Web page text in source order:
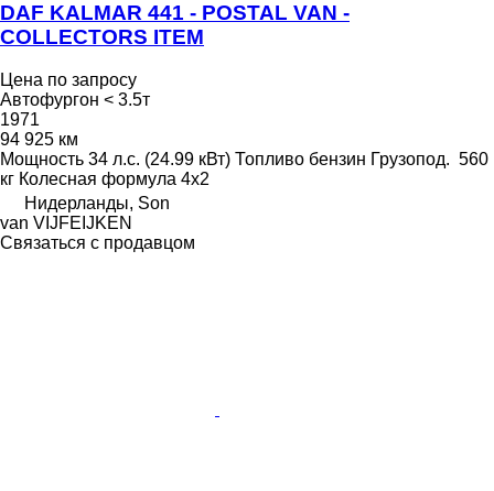
DAF KALMAR 441 - POSTAL VAN -
COLLECTORS ITEM
Цена по запросу
Автофургон < 3.5т
1971
94 925 км
Мощность 34 л.с. (24.99 кВт) Топливо бензин Грузопод. 560
кг Колесная формула 4x2
Нидерланды, Son
van VIJFEIJKEN
Связаться с продавцом